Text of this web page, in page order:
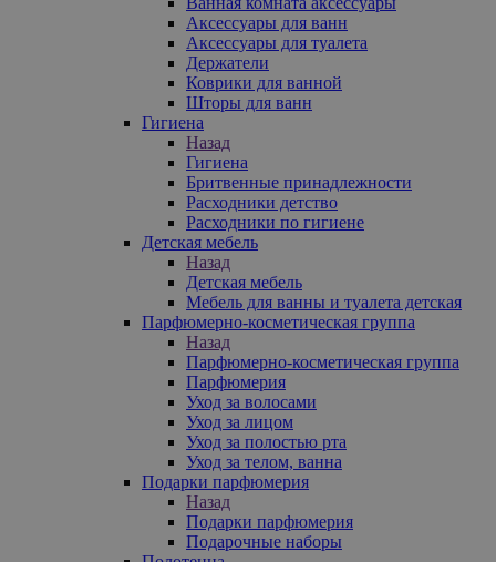
Аксессуары для ванн
Аксессуары для туалета
Держатели
Коврики для ванной
Шторы для ванн
Гигиена
Назад
Гигиена
Бритвенные принадлежности
Расходники детство
Расходники по гигиене
Детская мебель
Назад
Детская мебель
Мебель для ванны и туалета детская
Парфюмерно-косметическая группа
Назад
Парфюмерно-косметическая группа
Парфюмерия
Уход за волосами
Уход за лицом
Уход за полостью рта
Уход за телом, ванна
Подарки парфюмерия
Назад
Подарки парфюмерия
Подарочные наборы